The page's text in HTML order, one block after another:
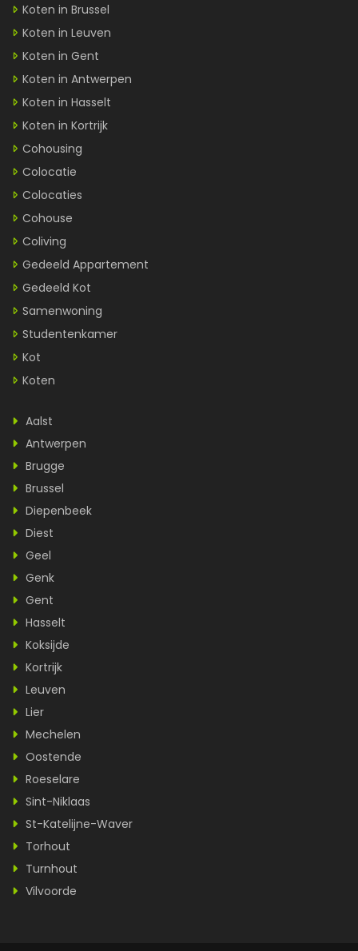
Koten in Brussel
Koten in Leuven
Koten in Gent
Koten in Antwerpen
Koten in Hasselt
Koten in Kortrijk
Cohousing
Colocatie
Colocaties
Cohouse
Coliving
Gedeeld Appartement
Gedeeld Kot
Samenwoning
Studentenkamer
Kot
Koten
Aalst
Antwerpen
Brugge
Brussel
Diepenbeek
Diest
Geel
Genk
Gent
Hasselt
Koksijde
Kortrijk
Leuven
Lier
Mechelen
Oostende
Roeselare
Sint-Niklaas
St-Katelijne-Waver
Torhout
Turnhout
Vilvoorde